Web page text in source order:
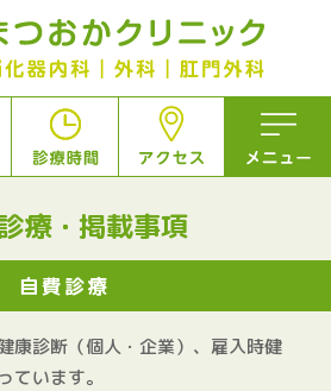
療・掲載事項
自費診療
康診断（個人・企業）、雇入時健
ています。